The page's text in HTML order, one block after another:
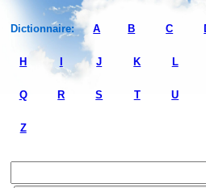
Dictionnaire: A B C
H J K L
Q R S T U
Z